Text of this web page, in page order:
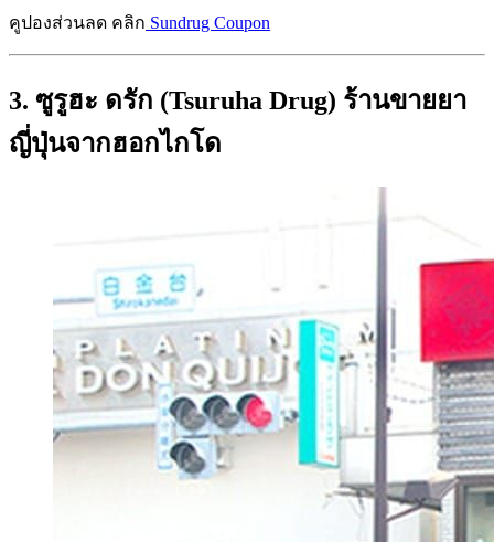
คูปองส่วนลด คลิก Sundrug Coupon
3. ซูรูฮะ ดรัก (Tsuruha Drug) ร้านขายยา
ญี่ปุ่นจากฮอกไกโด